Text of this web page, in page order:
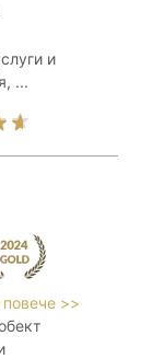
и
...
>>